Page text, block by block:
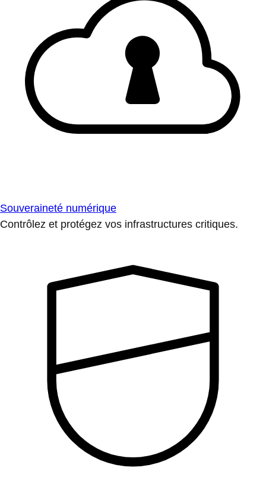
Souveraineté numérique
Contrôlez et protégez vos infrastructures critiques.